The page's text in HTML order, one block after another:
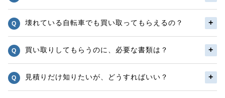
壊れている自転車でも買い取ってもらえるの？
買い取りしてもらうのに、必要な書類は？
見積りだけ知りたいが、どうすればいい？